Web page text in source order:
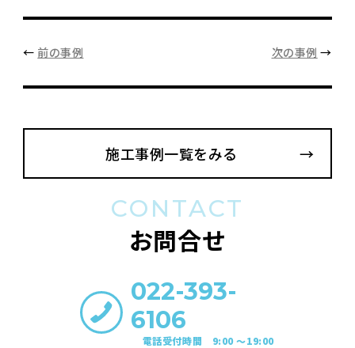
← 前の事例 次の事例 →
施工事例一覧をみる
CONTACT
お問合せ
022-393-
6106
電話受付時間 9:00 〜19:00